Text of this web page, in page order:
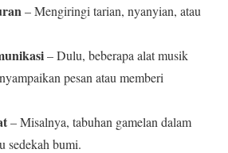
– Mengiringi tarian, nyanyian, atau
– Dulu, beberapa alat musik
pesan atau memberi
– Misalnya, tabuhan gamelan dalam
sedekah bumi.